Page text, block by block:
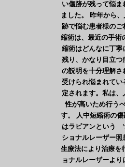
い傷跡が残って悩
ました。
昨年から
跡で悩む患者様の
縮術は、最近の手術
縮術はどんなに丁寧
残り、かなり目立
の説明を十分理解
受けられ悩まれて
定されます。私は
性が高いため行う
す。
人中短縮術の
はラビアンという
ショナルレーザー
生療法により治療を
ョナルレーザーよ